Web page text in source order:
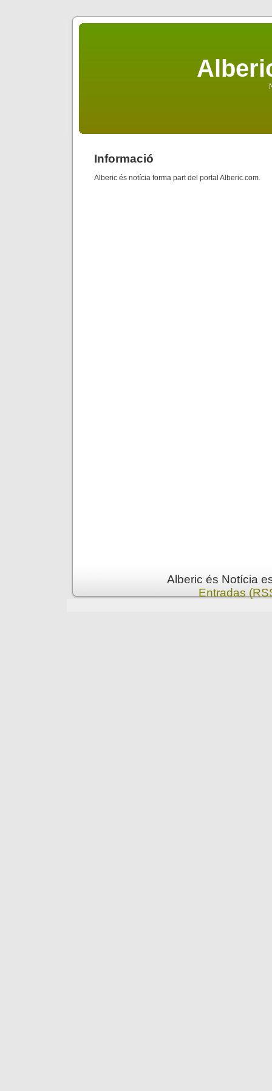
Informació
Alberic és notícia forma part del portal Alberic.com.
Alberic és Notícia
Entradas